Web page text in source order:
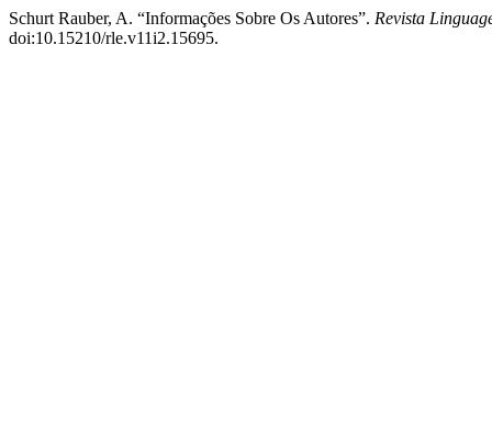
Schurt Rauber, A. “Informações Sobre Os Autores”. Revista
doi:10.15210/rle.v11i2.15695.